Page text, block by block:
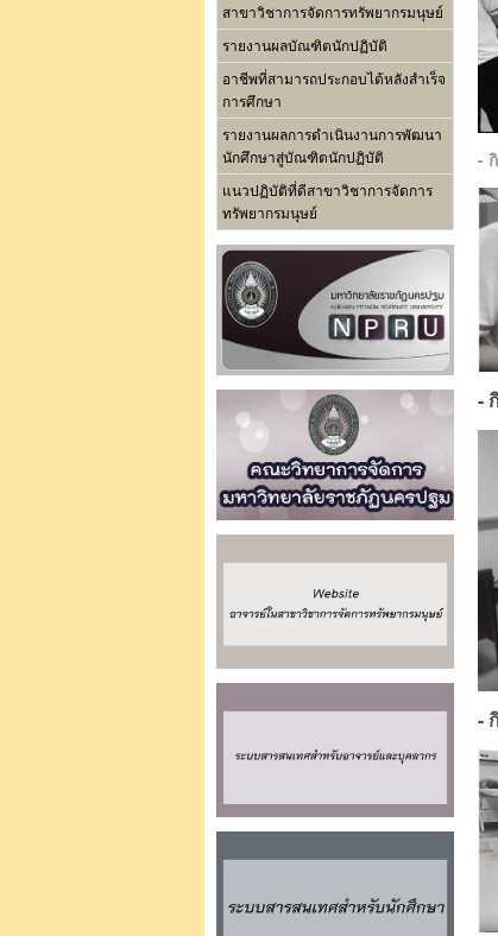
สาขาวิชาการจัดการทรัพยากรมนุษย์
รายงานผลบัณฑิตนักปฏิบัติ
อาชีพที่สามารถประกอบได้หลังสำเร็จ
การศึกษา
รายงานผลการดำเนินงานการพัฒนา
นักศึกษาสู่บัณฑิตนักปฏิบัติ
แนวปฏิบัติที่ดีสาขาวิชาการจัดการ
ทรัพยากรมนุษย์
-
-
-